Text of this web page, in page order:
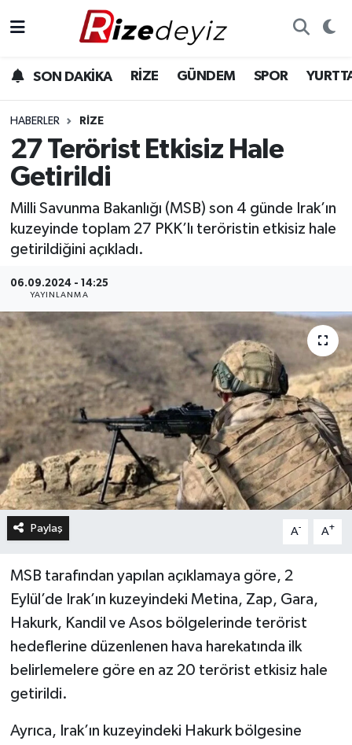
SON DAKİKA RİZE GÜNDEM SPOR
HABERLER RIZE
27 Terörist Etkisiz Hale
Getirildi
Milli Savunma Bakanlığı (MSB) son 4 günde Irak’ın
kuzeyinde toplam 27 PKK’lı teröristin etkisiz hale
getirildiğini açıkladı.
06.09.2024 - 14:25
YAYINLANMA
Paylaş A- A+
MSB tarafından yapılan açıklamaya göre, 2
Eylül’de Irak’ın kuzeyindeki Metina, Zap, Gara,
Hakurk, Kandil ve Asos bölgelerinde terörist
hedeflerine düzenlenen hava harekatında ilk
belirlemelere göre en az 20 terörist etkisiz hale
getirildi.
Ayrıca, Irak’ın kuzeyindeki Hakurk bölgesine
Gündem
Yurttan Haberler
Ekonomi
Teknoloji
Sağlık
Rize Hava Durumu
Rize Trafik Yoğunluk Haritası
Süper Lig Puan Durumu ve Fikstür
Tüm Manşetler
Son Dakika Haberleri
Haber Arşivi